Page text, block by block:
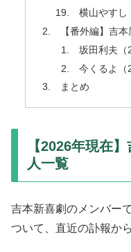
横山やすし
【番外編】吉
坂田利夫（
今くるよ（
まとめ
【2026年現在
人一覧
吉本新喜劇のメンバー
ついて、直近の訃報か